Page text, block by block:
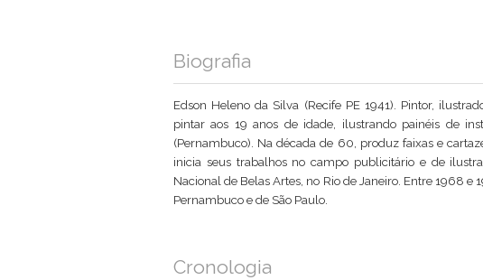
Biografia
Edson Heleno da Silva (Recife PE 1941). Pintor,
pintar aos 19 anos de idade, ilustrando painéis de
(Pernambuco). Na década de 60, produz faixas e
inicia seus trabalhos no campo publicitário e de
Nacional de Belas Artes, no Rio de Janeiro. Entre 1968
Pernambuco e de São Paulo.
Cronologia